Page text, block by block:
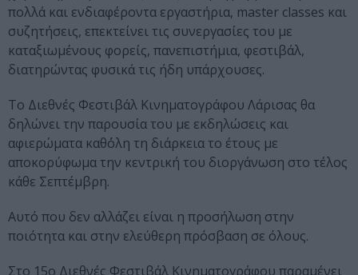
πολλά και ενδιαφέροντα εργαστήρια, master classes και
συζητήσεις, επεκτείνει τις συνεργασίες του με
καταξιωμένους φορείς, πανεπιστήμια, φεστιβάλ,
διατηρώντας φυσικά τις ήδη υπάρχουσες.
Το Διεθνές Φεστιβάλ Κινηματογράφου Λάρισας θα
δηλώνει την παρουσία του με εκδηλώσεις και
αφιερώματα καθ΄όλη τη διάρκεια το έτους με
αποκορύφωμα την κεντρική του διοργάνωση στο τέλος
κάθε Σεπτέμβρη.
Αυτό που δεν αλλάζει είναι η προσήλωση στην
ποιότητα και στην ελεύθερη πρόσβαση σε όλους.
Στο 15ο Διεθνές Φεστιβάλ Κινηματογράφου παραμένει